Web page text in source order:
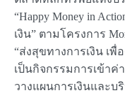
“Happy Money in
เงิน” ตามโครงการ
“ส่งสุขทางการเงิน เพื่
เป็นกิจกรรมการเข้าค่
วางแผนการเงินและ